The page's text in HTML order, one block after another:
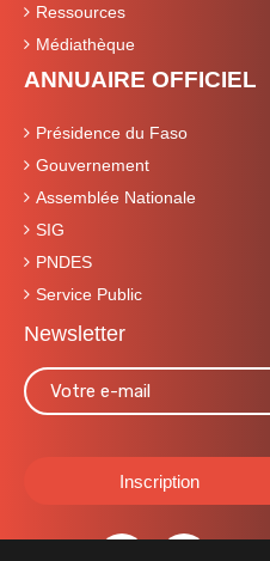
Ressources
Médiathèque
ANNUAIRE OFFICIEL
Présidence du Faso
Gouvernement
Assemblée Nationale
SIG
PNDES
Service Public
Newsletter